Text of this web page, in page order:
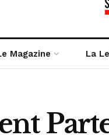
Magazine La